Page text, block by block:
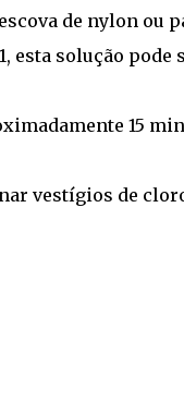
de nylon
esta solução
15
vestígios de